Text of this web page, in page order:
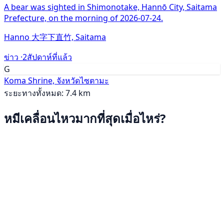
A bear was sighted in Shimonotake, Hannō City, Saitama
Prefecture, on the morning of 2026-07-24.
Hanno 大字下直竹, Saitama
ข่าว ·2สัปดาห์ที่แล้ว
G
Koma Shrine, จังหวัดไซตามะ
ระยะทางทั้งหมด: 7.4 km
หมีเคลื่อนไหวมากที่สุดเมื่อไหร่?